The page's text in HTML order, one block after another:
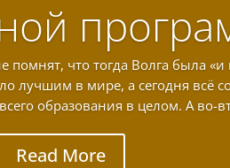
помнят, что тогда Волга была
лучшим в мире, а сегодня всё
образования в целом. А во-
Read More